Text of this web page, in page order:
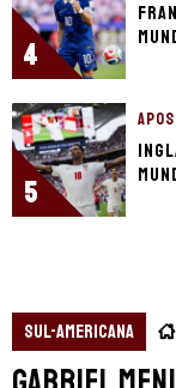
4
5
SUL-AMERICANA